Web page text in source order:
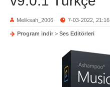
Meliksah_2006 7-03-2022, 21:16
Program indir > Ses Editörleri